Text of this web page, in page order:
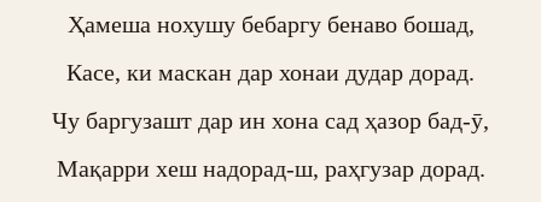
Ҳамеша нохушу бебаргу бенаво бошад,
Касе, ки маскан дар хонаи дудар дорад.
Чу баргузашт дар ин хона сад ҳазор бад-ӯ,
Мақарри хеш надорад-ш, раҳгузар дорад.